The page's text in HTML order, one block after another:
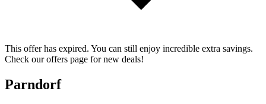
This offer has expired. You can still enjoy incredible extra savings.
Check our offers page for new deals!
Parndorf